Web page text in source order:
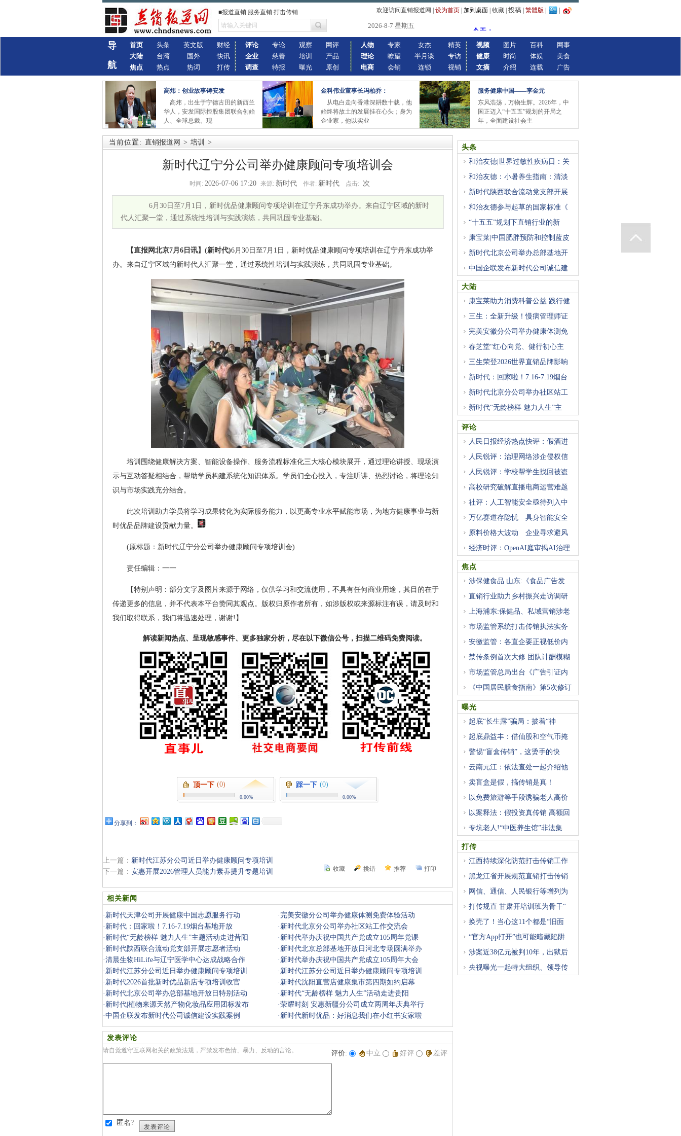
■报道直销 服务直销 打击传销 欢迎访问直销报道网 设为首页 加到桌面 收藏 投稿 繁體版
2026-8-7 星期五
导
航
首页
大陆
焦点
头条
台湾
热点
英文版
国外
热词
财经
快讯
打传
评论
企业
调查
专论
慈善
特报
观察
培训
曝光
网评
产品
原创
人物
理论
电商
专家
瞭望
会销
女杰
半月谈
连锁
精英
专访
视销
视频
健康
文摘
图片
时尚
介绍
百科
体娱
连载
网事
美食
广告
高炜：创业故事铸安发
高炜，出生于宁德古田的新西兰
华人，安发国际控股集团联合创始
人、全球总裁。现
金科伟业董事长冯柏乔：
从电白走向香港深耕数十载，他
始终将故土的发展挂在心头；身为
企业家，他以实业
服务健康中国——李金元
东风浩荡，万物生辉。2026年，中
国正迈入“十五五”规划的开局之
年，全面建设社会主
当前位置: 直销报道网 > 培训 >
新时代辽宁分公司举办健康顾问专项培训会
时间: 2026-07-06 17:20 来源: 新时代 作者: 新时代 点击: 次
6月30日至7月1日，新时优品健康顾问专项培训在辽宁丹东成功举办。来自辽宁区域的新时
代人汇聚一堂，通过系统性培训与实践演练，共同巩固专业基础。
【直报网北京7月6日讯】(新时代)6月30日至7月1日，新时优品健康顾问专项培训在辽宁丹东成功举
办。来自辽宁区域的新时代人汇聚一堂，通过系统性培训与实践演练，共同巩固专业基础。
培训围绕健康解决方案、智能设备操作、服务流程标准化三大核心模块展开，通过理论讲授、现场演
示与互动答疑相结合，帮助学员构建系统化知识体系。学员们全心投入，专注听讲、热烈讨论，将理论知
识与市场实践充分结合。
此次培训助力学员将学习成果转化为实际服务能力，以更高专业水平赋能市场，为地方健康事业与新
时优品品牌建设贡献力量。
(原标题：新时代辽宁分公司举办健康顾问专项培训会)
责任编辑：一一
【特别声明：部分文字及图片来源于网络，仅供学习和交流使用，不具有任何商业用途，其目的在于
传递更多的信息，并不代表本平台赞同其观点。版权归原作者所有，如涉版权或来源标注有误，请及时和
我们取得联系，我们将迅速处理，谢谢!】
解读新闻热点、呈现敏感事件、更多独家分析，尽在以下微信公号，扫描二维码免费阅读。
顶一下 (0)
0.00%
踩一下 (0)
0.00%
分享到：
上一篇： 新时代江苏分公司近日举办健康顾问专项培训
下一篇： 安惠开展2026管理人员能力素养提升专题培训 收藏 挑错 推荐 打印
相关新闻
· 新时代天津公司开展健康中国志愿服务行动 · 完美安徽分公司举办健康体测免费体验活动
· 新时代：回家啦！7.16-7.19烟台基地开放 · 新时代北京分公司举办社区站工作交流会
· 新时代“无龄榜样 魅力人生”主题活动走进昔阳 · 新时代举办庆祝中国共产党成立105周年党课
· 新时代陕西联合流动党支部开展志愿者活动 · 新时代北京总部基地开放日河北专场圆满举办
·清晨生物HiLife与辽宁医学中心达成战略合作 · 新时代举办庆祝中国共产党成立105周年大会
· 新时代江苏分公司近日举办健康顾问专项培训 · 新时代江苏分公司近日举办健康顾问专项培训
· 新时代2026首批新时优品新店专项培训收官 · 新时代沈阳直营店健康集市第四期如约启幕
· 新时代北京公司举办总部基地开放日特别活动 · 新时代“无龄榜样 魅力人生”活动走进贵阳
· 新时代|植物来源天然产物化妆品应用团标发布 ·荣耀时刻 安惠新疆分公司成立两周年庆典举行
·中国企联发布新时代公司诚信建设实践案例 · 新时代新时优品：好消息我们在小红书安家啦
发表评论
请自觉遵守互联网相关的政策法规，严禁发布色情、暴力、反动的言论。 评价: 中立 好评 差评
匿名?
发表评论
头条
和治友德|世界过敏性疾病日：关
和治友德：小暑养生指南：清淡
新时代陕西联合流动党支部开展
和治友德参与起草的国家标准《
“十五五”规划下直销行业的新
康宝莱|中国肥胖预防和控制蓝皮
新时代北京公司举办总部基地开
中国企联发布新时代公司诚信建
大陆
康宝莱助力消费科普公益 践行健
三生：全新升级！慢病管理师证
完美安徽分公司举办健康体测免
春芝堂“红心向党、健行初心主
三生荣登2026世界直销品牌影响
新时代：回家啦！7.16-7.19烟台
新时代北京分公司举办社区站工
新时代“无龄榜样 魅力人生”主
评论
人民日报经济热点快评：假酒进
人民锐评：治理网络涉企侵权信
人民锐评：学校帮学生找回被盗
高校研究破解直播电商运营难题
社评：人工智能安全亟待列入中
万亿赛道存隐忧 具身智能安全
原料价格大波动 企业寻求避风
经济时评：OpenAI庭审揭AI治理
困
焦点
涉保健食品 山东:《食品广告发
直销行业助力乡村振兴走访调研
上海浦东:保健品、私域营销涉老
市场监管系统打击传销执法实务
安徽监管：各直企要正视低价内
禁传条例首次大修 团队计酬模糊
市场监管总局出台《广告引证内
《中国居民膳食指南》第5次修订
曝光
起底“长生露”骗局：披着“神
起底鼎益丰：借仙股和空气币掩
警惕“盲盒传销”，这烫手的快
云南元江：依法查处一起介绍他
卖盲盒是假，搞传销是真！
以免费旅游等手段诱骗老人高价
以案释法：假投资真传销 高额回
专坑老人!“中医养生馆”非法集
打传
江西持续深化防范打击传销工作
黑龙江省开展规范直销打击传销
网信、通信、人民银行等增列为
打传规直 甘肃开培训班为骨干“
换壳了！当心这11个都是“旧面
“官方App打开”也可能暗藏陷阱
涉案近38亿元被判10年，出狱后
央视曝光一起特大组织、领导传